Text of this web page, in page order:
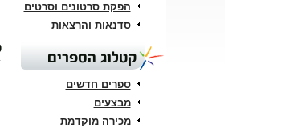
הפקת סרטונים וסרטים
סדנאות והרצאות
קטלוג הספרים
ספרים חדשים
מבצעים
מכירה מוקדמת